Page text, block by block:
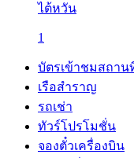
ไต้หวัน
1
บัตรเข้าชมสถาน
เรือสำราญ
รถเช่า
ทัวร์โปรโมชั่น
จองตั๋วเครื่องบิน